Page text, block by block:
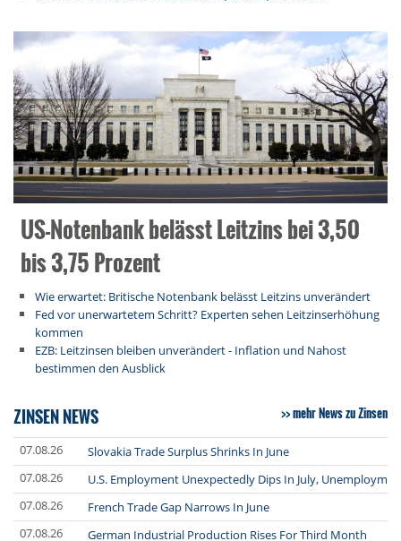
US-Notenbank belässt Leitzins bei 3,50
bis 3,75 Prozent
Wie erwartet: Britische Notenbank belässt Leitzins unverändert
Fed vor unerwartetem Schritt? Experten sehen Leitzinserhöhung
kommen
EZB: Leitzinsen bleiben unverändert - Inflation und Nahost
bestimmen den Ausblick
ZINSEN NEWS mehr News zu Zinsen
07.08.26
Slovakia Trade Surplus Shrinks In June
07.08.26
U.S. Employment Unexpectedly Dips In July,
07.08.26
French Trade Gap Narrows In June
07.08.26
German Industrial Production Rises For Third Month